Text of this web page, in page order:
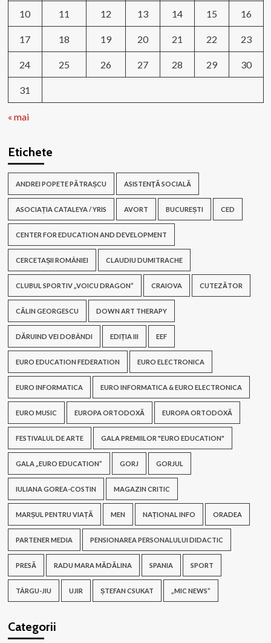
10 11 12 13 14 15 16
17 18 19 20 21 22 23
24 25 26 27 28 29 30
31
« mai
Etichete
ANDREI POPETE PĂTRAȘCU ASISTENŢĂ SOCIALĂ
ASOCIAȚIA CATALEYA / YRIS AVORT BUCUREȘTI CED
CENTER FOR EDUCATION AND DEVELOPMENT
CERCETAȘII ROMÂNIEI CLAUDIU DUMITRACHE
CLUBUL SPORTIV „VOICU DRAGON” CRAIOVA CUTEZĂTOR
CĂLIN GEORGESCU DOWN ART THERAPY
DĂRUIND VEI DOBÂNDI EDIȚIA III EEF
EURO EDUCATION FEDERATION EURO ELECTRONICA
EURO INFORMATICA EURO INFORMATICA & EURO ELECTRONICA
EURO MUSIC EUROPA ORTODOXĂ EUROPA ORTODOXĂ
FESTIVALUL DE ARTE GALA PREMIILOR "EURO EDUCATION"
GALA „EURO EDUCATION” GORJ GORJUL
IULIANA GOREA-COSTIN MAGAZIN CRITIC
MARȘUL PENTRU VIAȚĂ MEN NAȚIONAL INFO ORADEA
PARTENER MEDIA PENSIONAREA PERSONALULUI DIDACTIC
PRESĂ RADU MARA MĂDĂLINA SPANIA SPORT
TÂRGU-JIU UJIR ȘTEFAN CSUKAT „MIC NEWS”
Categorii